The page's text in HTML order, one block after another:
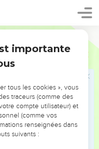
lui est hostile.
par Jésus-Christ (1.3-
sur toute autorité
à son maître, même
vivre avec son mari,
17).
du Christ est central : «
Quand on le faisait
mais remettait sa
importante
tous les cookies », vous
traceurs (comme des
compte utilisateur) et
(comme vos
renseignées dans
suivants :